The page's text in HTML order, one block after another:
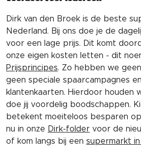
Dirk van den Broek is de beste
Nederland. Bij ons doe je de
voor een lage prijs. Dit komt
onze eigen kosten letten - dit
Prijsprincipes. Zo hebben we
geen speciale spaarcampagnes
klantenkaarten. Hierdoor houden
doe jij voordelig boodschappen.
betekent moeiteloos besparen
nu in onze Dirk-folder voor de
of kom langs bij een supermarkt